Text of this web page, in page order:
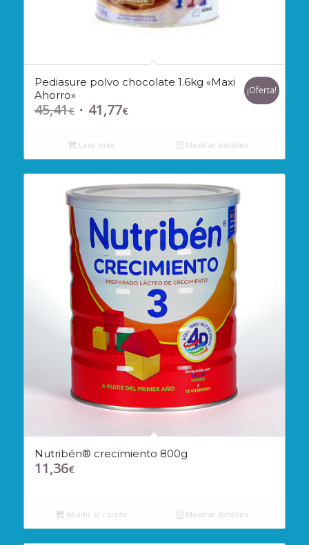
Pediasure polvo chocolate 1.6kg «Maxi
Ahorro»
45,41€ El
original
era:
45,41€.
41,77€El
es:
41,77€.
¡Oferta!
Leer más Mostrar detalles
Nutribén® crecimiento 800g
11,36€
Añadir al carrito Mostrar detalles